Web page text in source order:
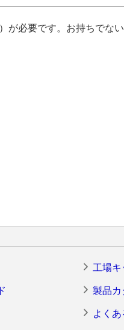
が必要です。お持ちでな
工場キ
製品カ
よくあ